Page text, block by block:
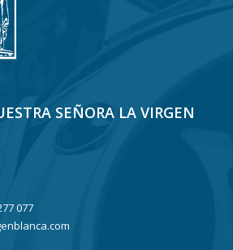
SEÑORA LA VIRGEN
077